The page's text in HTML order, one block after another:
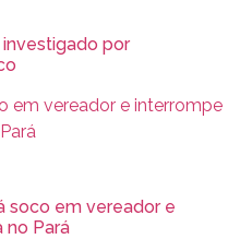
investigado por
soco em vereador e
no Pará